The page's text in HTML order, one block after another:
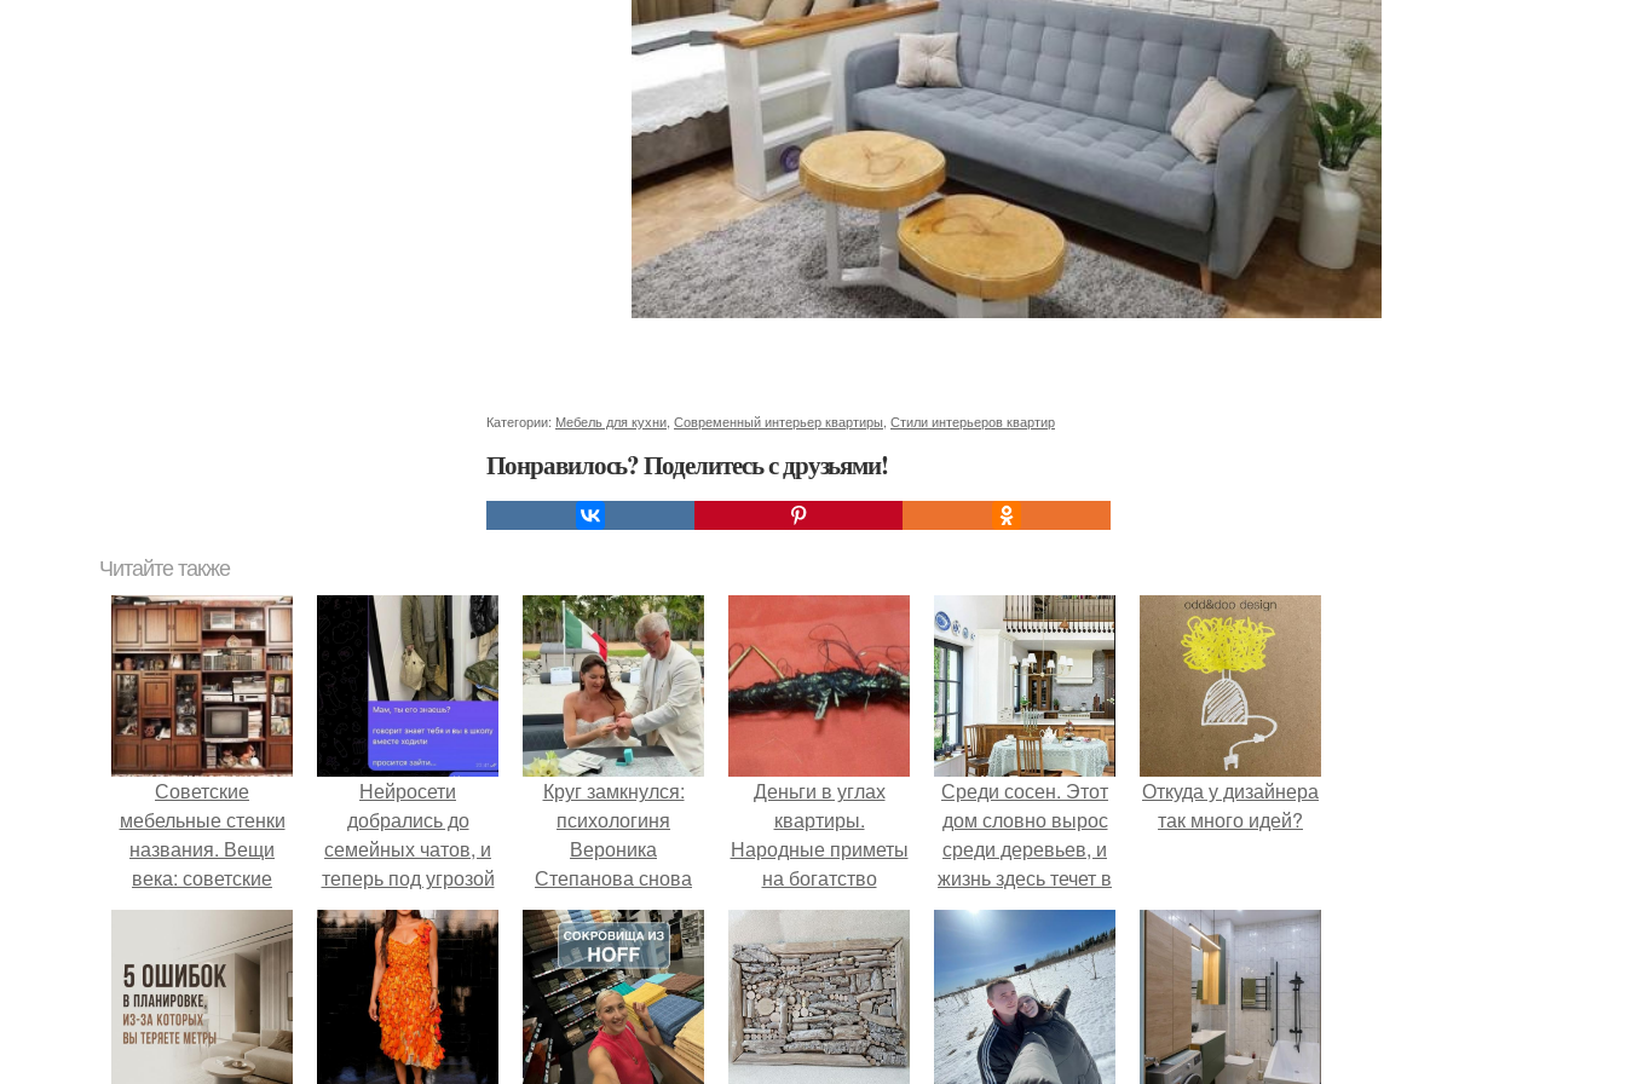
Категории: Мебель для кухни Современный интерьер квартиры Стили интерьеров квартир
Понравилось? Поделитесь с друзьями!
Читайте также
Советские
мебельные стенки
названия. Вещи
века: советские
стенки 80-х.
Нейросети
добрались до
семейных чатов, и
теперь под угрозой
мамины нервы.
Круг замкнулся:
психологиня
Вероника
Степанова снова
вышла замуж за
собственного
бывшего мужа.
Деньги в углах
квартиры.
Народные приметы
на богатство
Среди сосен. Этот
дом словно вырос
среди деревьев, и
жизнь здесь течет в
собственном ритме
- спокойно, без
спешки и лишнего
шума.
Откуда у дизайнера
так много идей?